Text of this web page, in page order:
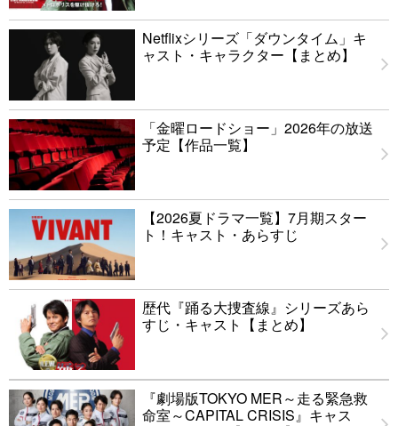
Netflixシリーズ「ダウンタイム」キ
ャスト・キャラクター【まとめ】
「金曜ロードショー」2026年の放送
予定【作品一覧】
【2026夏ドラマ一覧】7月期スター
ト！キャスト・あらすじ
歴代『踊る大捜査線』シリーズあら
すじ・キャスト【まとめ】
『劇場版TOKYO MER～走る緊急救
命室～CAPITAL CRISIS』キャス